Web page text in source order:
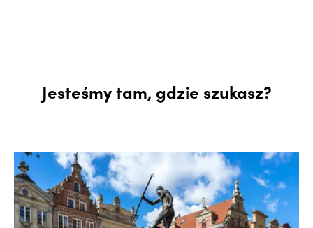
Cena (od-do)
Wyszukaj po numerze oferty
Liczba pokoi
Jesteśmy tam, gdzie szukasz?